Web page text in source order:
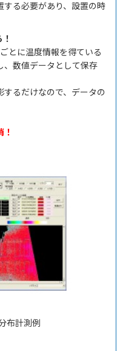
布計測例
る必要があり、設置の時
とに温度情報を得ている
、数値データとして保存
るだけなので、データの